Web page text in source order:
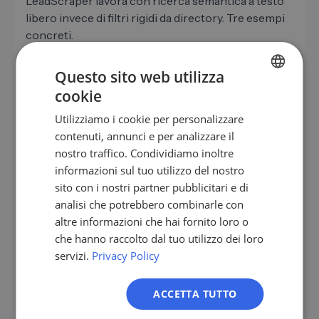
libero invece di filtri rigidi da directory. Tre esempi
concreti.
Software CAM/MES per lavorazione
"Officine conto terzi CNC con 5
assi, 10-50 dipendenti, focus piccola e
media serie, sedi in Lombardia e
Piemonte"
Officine conto terzi 5 assi di medie
dimensioni, titolare o responsabile produzione
come referente
taglio
EN
FR
IT
NL
PL
Questo sito web utilizza
cookie
Utilizziamo i cookie per personalizzare
contenuti, annunci e per analizzare il
nostro traffico. Condividiamo inoltre
informazioni sul tuo utilizzo del nostro
sito con i nostri partner pubblicitari e di
analisi che potrebbero combinarle con
altre informazioni che hai fornito loro o
che hanno raccolto dal tuo utilizzo dei loro
servizi. Privacy Policy
ACCETTA TUTTO